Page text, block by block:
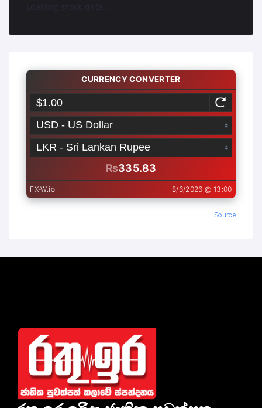
Loading stock data...
Source